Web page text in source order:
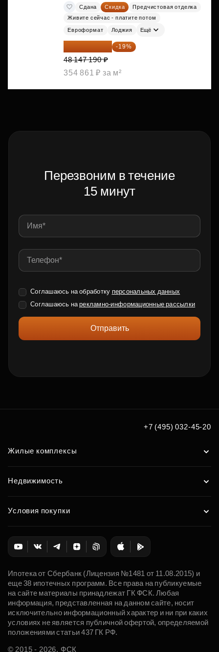
Сдана Скидка
Предчистовая отделка
Живите сейчас - платите потом
Евроформат Лоджия Ещё
38 999 224 ₽ -19%
48 147 190 ₽
354 861 ₽ за м²
Перезвоним в течение
15 минут
Соглашаюсь на обработку персональных данных
Соглашаюсь нарекламно-информационные рассылки
Отправить
+7 (495) 032-45-20
Жилые комплексы
Недвижимость
Условия покупки
Ипотека от Сбербанк (Лицензия №1481 от 11.08.2015) и
еще 38 ипотечных программ. Все права на публикуемые
на сайте материалы принадлежат ГК ФСК. Любая
информация, представленная на данном сайте, носит
исключительно информационный характер и ни при каких
условиях не является публичной офертой, определяемой
положениями статьи 437 ГК РФ.
© 2015 - 2026. ФСК